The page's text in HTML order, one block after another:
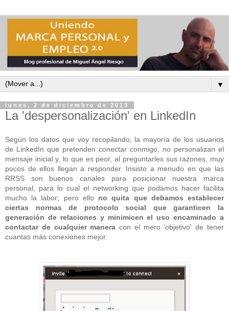
▼
lunes, 2 de diciembre de 2013
La 'despersonalización' en LinkedIn
Según los datos que voy recopilando, la mayoría de los usuarios
de LinkedIn que pretenden conectar conmigo, no personalizan el
mensaje inicial y, lo que es peor, al preguntarles sus razones, muy
pocos de ellos llegan a responder. Insisto a menudo en que las
RRSS son buenos canales para posicionar nuestra marca
personal, para lo cual el networking que podamos hacer facilita
mucho la labor; pero ello no quita que debamos establecer
ciertas normas de protocolo social que garanticen la
generación de relaciones y minimicen el uso encaminado a
contactar de cualquier manera con el mero 'objetivo' de tener
cuantas más conexiones mejor.